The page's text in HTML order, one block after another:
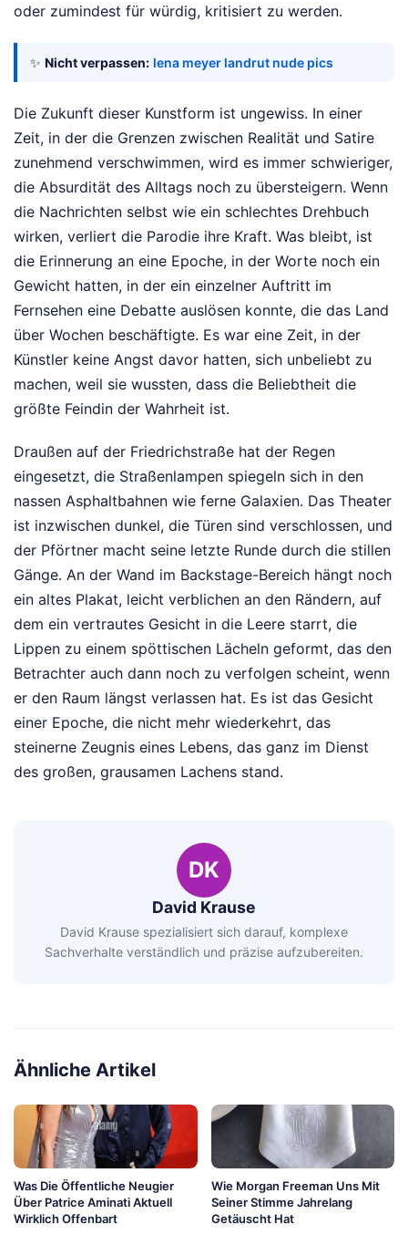
oder zumindest für würdig, kritisiert zu werden.
✨ Nicht verpassen: lena meyer landrut nude pics
Die Zukunft dieser Kunstform ist ungewiss. In einer
Zeit, in der die Grenzen zwischen Realität und Satire
zunehmend verschwimmen, wird es immer schwieriger,
die Absurdität des Alltags noch zu übersteigern. Wenn
die Nachrichten selbst wie ein schlechtes Drehbuch
wirken, verliert die Parodie ihre Kraft. Was bleibt, ist
die Erinnerung an eine Epoche, in der Worte noch ein
Gewicht hatten, in der ein einzelner Auftritt im
Fernsehen eine Debatte auslösen konnte, die das Land
über Wochen beschäftigte. Es war eine Zeit, in der
Künstler keine Angst davor hatten, sich unbeliebt zu
machen, weil sie wussten, dass die Beliebtheit die
größte Feindin der Wahrheit ist.
Draußen auf der Friedrichstraße hat der Regen
eingesetzt, die Straßenlampen spiegeln sich in den
nassen Asphaltbahnen wie ferne Galaxien. Das Theater
ist inzwischen dunkel, die Türen sind verschlossen, und
der Pförtner macht seine letzte Runde durch die stillen
Gänge. An der Wand im Backstage-Bereich hängt noch
ein altes Plakat, leicht verblichen an den Rändern, auf
dem ein vertrautes Gesicht in die Leere starrt, die
Lippen zu einem spöttischen Lächeln geformt, das den
Betrachter auch dann noch zu verfolgen scheint, wenn
er den Raum längst verlassen hat. Es ist das Gesicht
einer Epoche, die nicht mehr wiederkehrt, das
steinerne Zeugnis eines Lebens, das ganz im Dienst
des großen, grausamen Lachens stand.
DK
David Krause
David Krause spezialisiert sich darauf, komplexe
Sachverhalte verständlich und präzise aufzubereiten.
Ähnliche Artikel
Was Die Öffentliche Neugier
Über Patrice Aminati Aktuell
Wirklich Offenbart
Wie Morgan Freeman Uns Mit
Seiner Stimme Jahrelang
Getäuscht Hat